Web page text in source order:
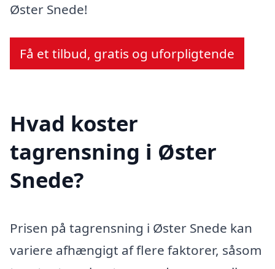
Øster Snede!
Få et tilbud, gratis og uforpligtende
Hvad koster
tagrensning i Øster
Snede?
Prisen på tagrensning i Øster Snede kan
variere afhængigt af flere faktorer, såsom